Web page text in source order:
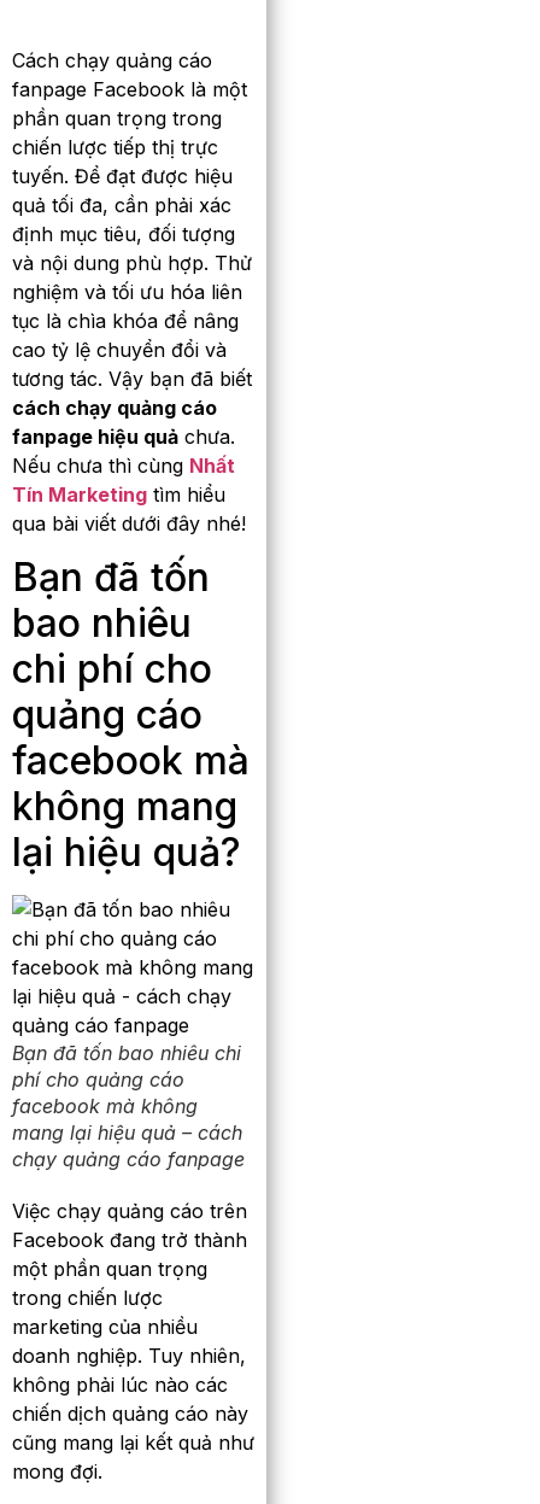
Cách chạy quảng cáo
fanpage Facebook là một
phần quan trọng trong
chiến lược tiếp thị trực
tuyến. Để đạt được hiệu
quả tối đa, cần phải xác
định mục tiêu, đối tượng
và nội dung phù hợp. Thử
nghiệm và tối ưu hóa liên
tục là chìa khóa để nâng
cao tỷ lệ chuyển đổi và
tương tác. Vậy bạn đã biết
cách chạy quảng cáo
fanpage hiệu quả chưa.
Nếu chưa thì cùng Nhất
Tín Marketing tìm hiểu
qua bài viết dưới đây nhé!
Bạn đã tốn
bao nhiêu
chi phí cho
quảng cáo
facebook mà
không mang
lại hiệu quả?
Bạn đã tốn bao nhiêu chi
phí cho quảng cáo
facebook mà không
mang lại hiệu quả – cách
chạy quảng cáo fanpage
Việc chạy quảng cáo trên
Facebook đang trở thành
một phần quan trọng
trong chiến lược
marketing của nhiều
doanh nghiệp. Tuy nhiên,
không phải lúc nào các
chiến dịch quảng cáo này
cũng mang lại kết quả như
mong đợi.